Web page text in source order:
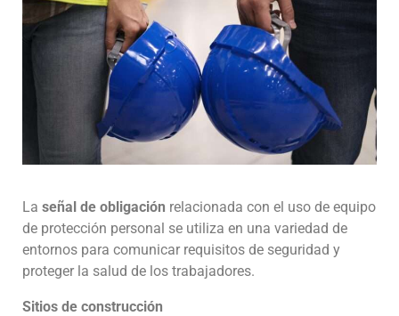
La señal de obligación relacionada con el uso de equipo
de protección personal se utiliza en una variedad de
entornos para comunicar requisitos de seguridad y
proteger la salud de los trabajadores.
Sitios de construcción